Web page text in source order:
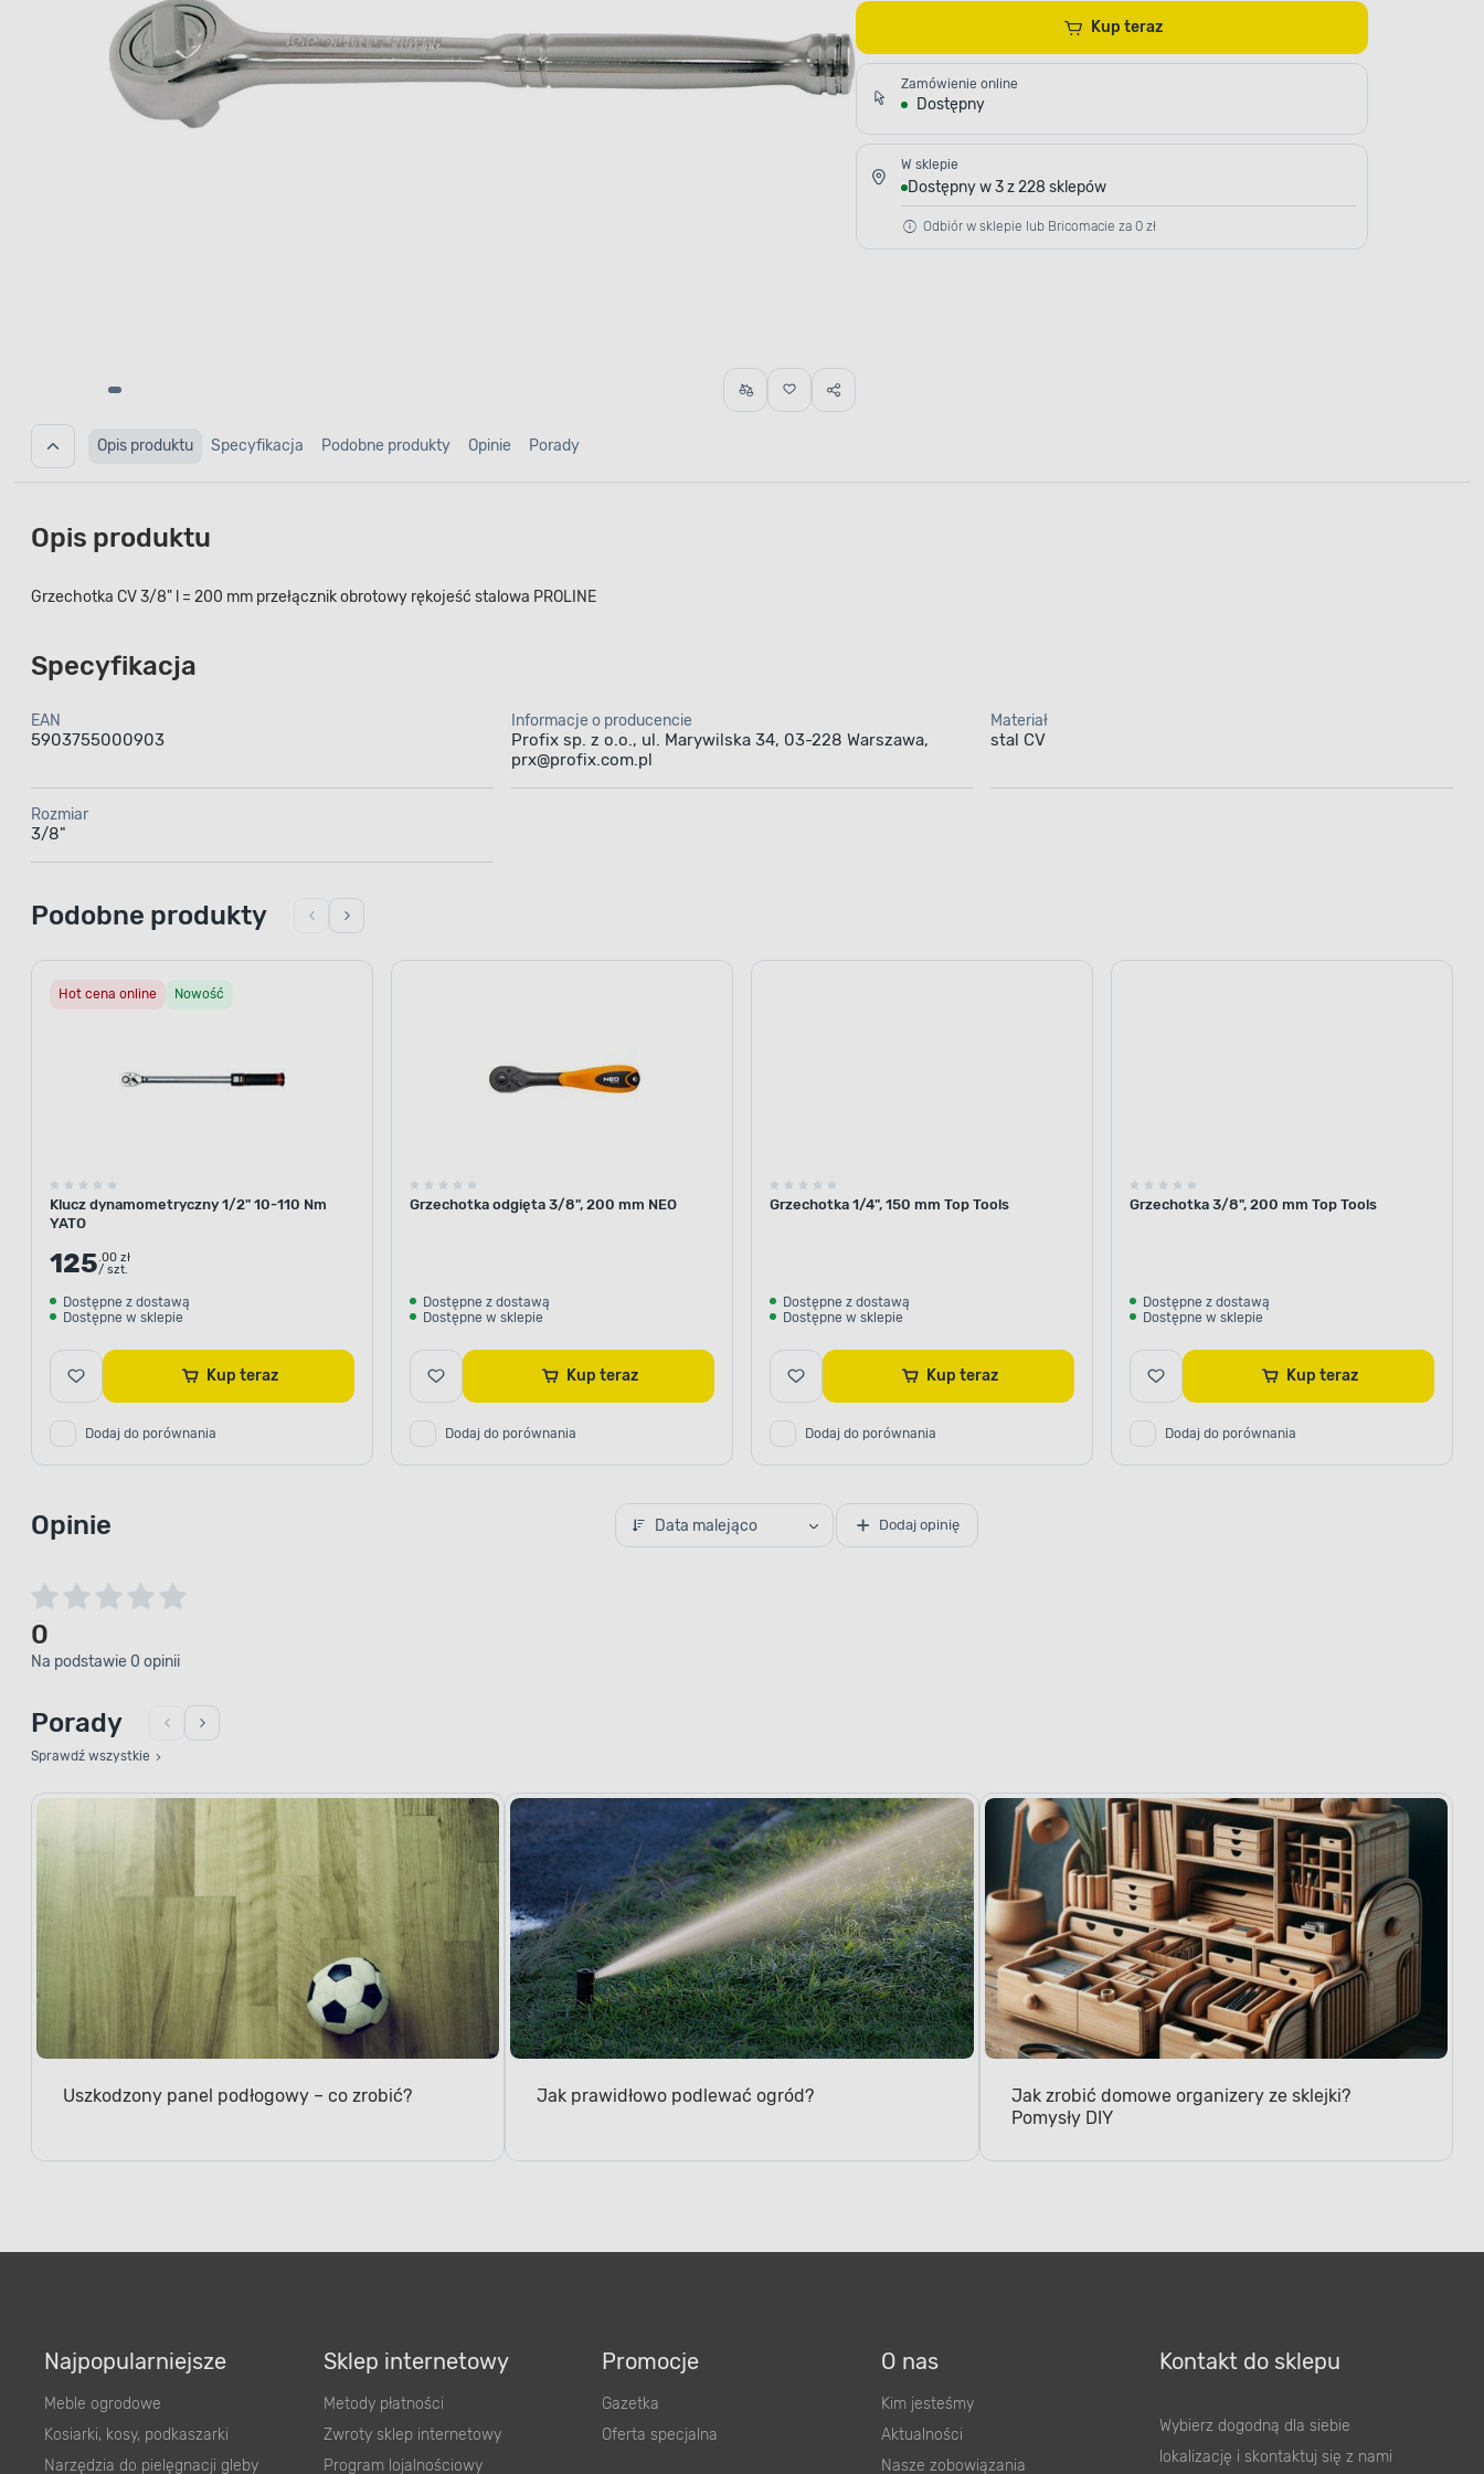
Kup teraz
Zamówienie online
Dostępny
W sklepie
Dostępny w 3 z 228 sklepów
Odbiór w sklepie lub Bricomacie za 0 zł
Opis produktu Specyfikacja Podobne produkty Opinie Porady
Opis produktu
Grzechotka CV 3/8" l = 200 mm przełącznik obrotowy rękojeść stalowa PROLINE
Specyfikacja
EAN
5903755000903
Informacje o producencie
Profix sp. z o.o., ul. Marywilska 34, 03-228 Warszawa,
prx@profix.com.pl
Materiał
stal CV
Rozmiar
3/8"
Podobne produkty
Hot cena online Nowość
Klucz dynamometryczny 1/2" 10-110 Nm
YATO
125.00 zł
/ szt.
Dostępne z dostawą
Dostępne w sklepie
Kup teraz
Dodaj do porównania
Grzechotka odgięta 3/8", 200 mm NEO
Dostępne z dostawą
Dostępne w sklepie
Kup teraz
Dodaj do porównania
Grzechotka 1/4", 150 mm Top Tools
Dostępne z dostawą
Dostępne w sklepie
Kup teraz
Dodaj do porównania
Grzechotka 3/8", 200 mm Top Tools
Dostępne z dostawą
Dostępne w sklepie
Kup teraz
Dodaj do porównania
Opinie Data malejąco Dodaj opinię
0
Na podstawie 0 opinii
Porady
Sprawdź wszystkie
Uszkodzony panel podłogowy – co zrobić? Jak prawidłowo podlewać ogród?
Jak zrobić domowe organizery ze sklejki?
Pomysły DIY
Najpopularniejsze
Meble ogrodowe
Kosiarki, kosy, podkaszarki
Narzędzia do pielęgnacji gleby
Sklep internetowy
Metody płatności
Zwroty sklep internetowy
Program lojalnościowy
Promocje
Gazetka
Oferta specjalna
O nas
Kim jesteśmy
Aktualności
Nasze zobowiązania
Kontakt do sklepu
Wybierz dogodną dla siebie
lokalizację i skontaktuj się z nami